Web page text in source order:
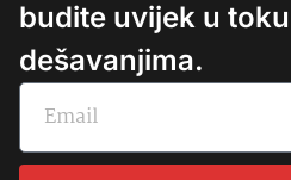
budite uvijek u
dešavanjima.